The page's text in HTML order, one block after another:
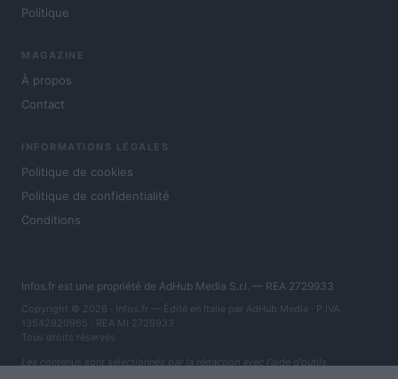
Politique
MAGAZINE
À propos
Contact
INFORMATIONS LÉGALES
Politique de cookies
Politique de confidentialité
Conditions
Infos.fr est une propriété de AdHub Media S.r.l. — REA 2729933
Copyright © 2026 · Infos.fr — Édité en Italie par AdHub Media · P.IVA
13542920965 · REA MI 2729933
Tous droits réservés
Les contenus sont sélectionnés par la rédaction avec l'aide d'outils